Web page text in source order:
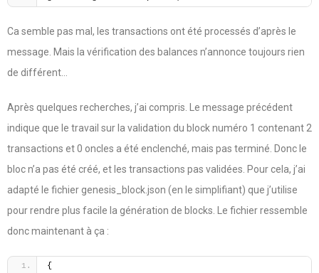
Ca semble pas mal, les transactions ont été processés d’après le
message. Mais la vérification des balances n’annonce toujours rien
de différent…
Après quelques recherches, j’ai compris. Le message précédent
indique que le travail sur la validation du block numéro 1 contenant 2
transactions et 0 oncles a été enclenché, mais pas terminé. Donc le
bloc n’a pas été créé, et les transactions pas validées. Pour cela, j’ai
adapté le fichier genesis_block.json (en le simplifiant) que j’utilise
pour rendre plus facile la génération de blocks. Le fichier ressemble
donc maintenant à ça :
{